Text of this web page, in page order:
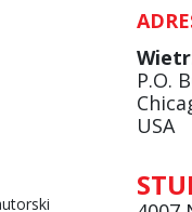
P.O.
USA